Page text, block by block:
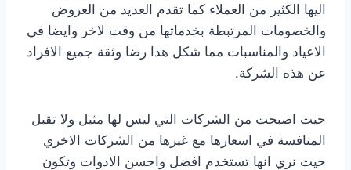
اليها الكثير من العملاء كما تقدم العديد من العروض
والخصومات المرتبطة بخدماتها من وقت لاخر وايضا في
الاعياد والمناسبات مما شكل هذا رضا وثقة جميع الافراد
عن هذه الشركة.
حيث اصبحت من الشركات التي ليس لها مثيل ولا تقبل
المنافسة في اسعارها مع غيرها من الشركات الاخري
حيث نري انها تستخدم افضل واحسن الادوات وتكون